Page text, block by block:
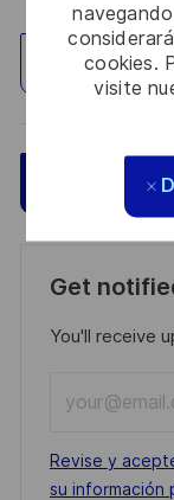
cookies.
visite
Explorar
Aplicar
Get
You'll receive
Email
address
(Required)
Required
Revise y
su información